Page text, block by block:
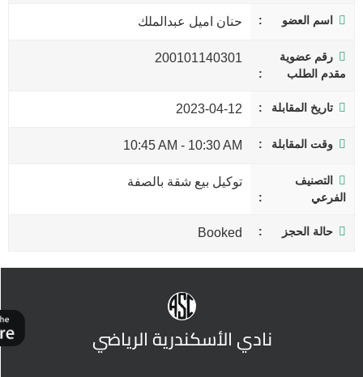
اسم العضو حنان اميل عبدالملك
رقم عضوية
مقدم الطلب
200101140301
تاريخ المقابلة 2023-04-12
وقت المقابلة 10:30 AM
-
10:45 AM
التصنيف
الفرعي
توكيل بيع شقة بالصفة
حالة الحجز Booked
نادي الأسكندرية الرياضي